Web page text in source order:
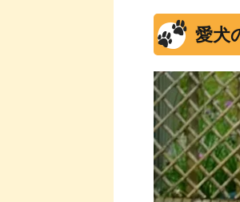
愛犬